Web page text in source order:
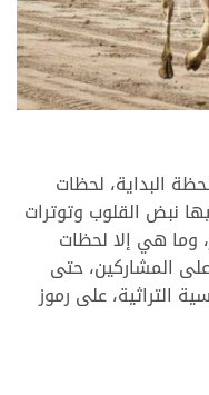
البداية، لحظات
نبض القلوب وتوترات
وما هي إلا لحظات
المشاركين، حتى
التراثية، على رموز